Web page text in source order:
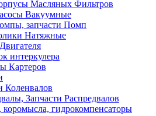
Масляных Фильтров
Вакуумные
запчасти Помп
Натяжные
интеркулера
Картеров
Коленвалов
Запчасти Распредвалов
коромысла, гидрокомпенсаторы